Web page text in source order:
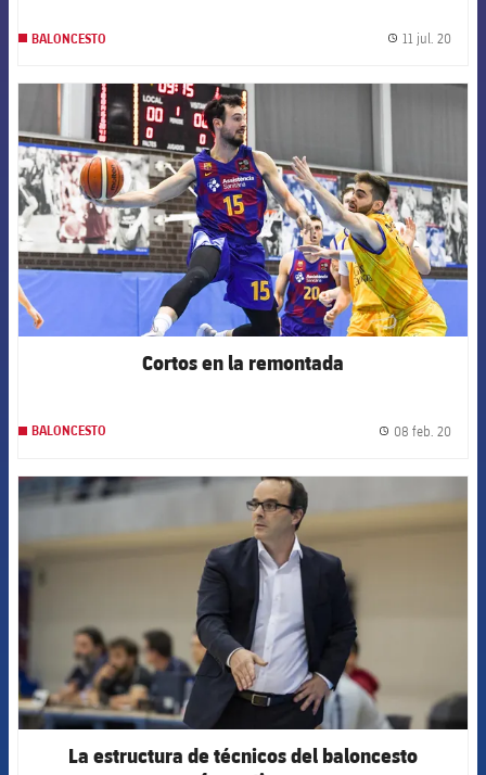
BALONCESTO 11 jul. 20
FCB Barcelona badge
Cortos en la remontada
BALONCESTO 08 feb. 20
FCB Barcelona badge
La estructura de técnicos del baloncesto